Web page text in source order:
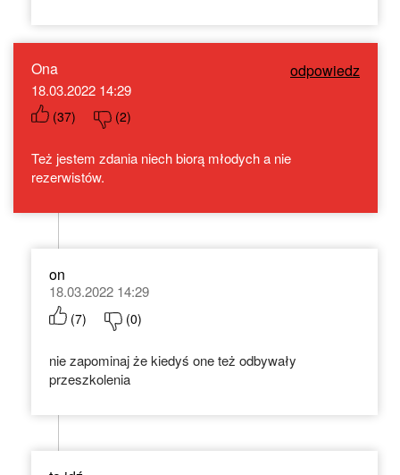
Ona odpowiedz
18.03.2022 14:29
(37) (2)
Też jestem zdania niech biorą młodych a nie
rezerwistów.
on
18.03.2022 14:29
(7) (0)
nie zapominaj że kiedyś one też odbywały
przeszkolenia